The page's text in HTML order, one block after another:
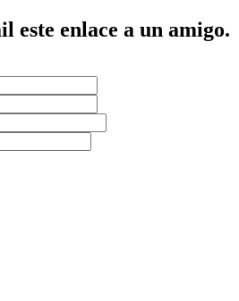
este enlace a un amigo.